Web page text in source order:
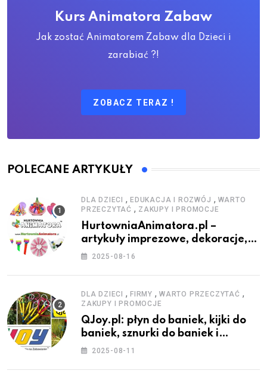
Kurs Animatora Zabaw
Jak zostać Animatorem Zabaw dla Dzieci i
zarabiać ?!
ZOBACZ TERAZ !
POLECANE ARTYKUŁY
DLA DZIECI , EDUKACJA I ROZWÓJ , WARTO
PRZECZYTAĆ , ZAKUPY I PROMOCJE
HurtowniaAnimatora.pl –
artykuły imprezowe, dekoracje,
stroje i akcesoria dla animatorów
2025-08-16
DLA DZIECI , FIRMY , WARTO PRZECZYTAĆ ,
ZAKUPY I PROMOCJE
QJoy.pl: płyn do baniek, kijki do
baniek, sznurki do baniek i
zestawy do baniek
2025-08-11